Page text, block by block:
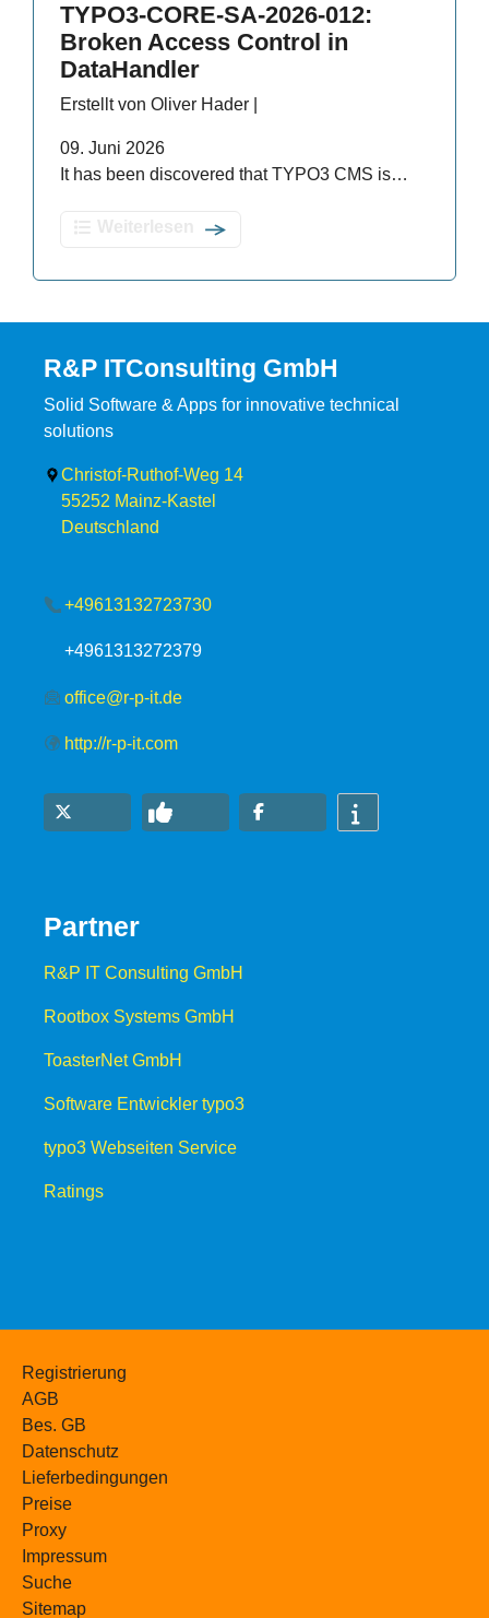
TYPO3-CORE-SA-2026-012:
Broken Access Control in
DataHandler
Erstellt von Oliver Hader |
09. Juni 2026
It has been discovered that TYPO3 CMS is…
R&P ITConsulting GmbH
Solid Software & Apps for innovative technical
solutions
Christof-Ruthof-Weg 14
55252 Mainz-Kastel
Deutschland
+49613132723730
+4961313272379
office@r-p-it.de
http://r-p-it.com
Partner
R&P IT Consulting GmbH
Rootbox Systems GmbH
ToasterNet GmbH
Software Entwickler typo3
typo3 Webseiten Service
Ratings
Registrierung
AGB
Bes. GB
Datenschutz
Lieferbedingungen
Preise
Proxy
Impressum
Suche
Sitemap